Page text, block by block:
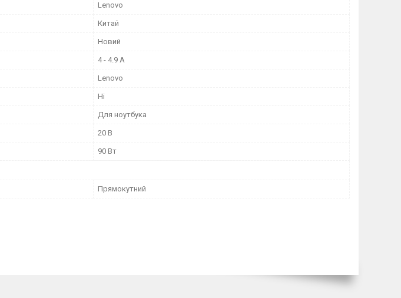
Lenovo
Китай
Новий
4 - 4.9 А
Lenovo
Ні
Для ноутбука
20 В
90 Вт
Прямокутний